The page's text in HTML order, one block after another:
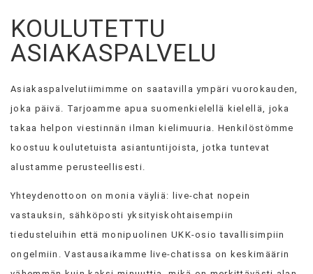
KOULUTETTU
ASIAKASPALVELU
Asiakaspalvelutiimimme on saatavilla ympäri vuorokauden,
joka päivä. Tarjoamme apua suomenkielellä kielellä, joka
takaa helpon viestinnän ilman kielimuuria. Henkilöstömme
koostuu koulutetuista asiantuntijoista, jotka tuntevat
alustamme perusteellisesti.
Yhteydenottoon on monia väyliä: live-chat nopein
vastauksin, sähköposti yksityiskohtaisempiin
tiedusteluihin että monipuolinen UKK-osio tavallisimpiin
ongelmiin. Vastausaikamme live-chatissa on keskimäärin